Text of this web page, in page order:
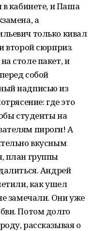
кабинете, и Паша
а
только кивал
второй сюрприз.
столе пакет, и
собой
надписью из
где это
студенты на
пироги! А
вкусным
план группы
Андрей
как ушел
замечали. Они уже
Потом долго
рассказывая о